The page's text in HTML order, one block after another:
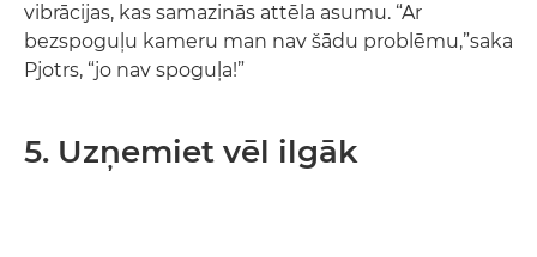
vibrācijas, kas samazinās attēla asumu. “Ar
bezspoguļu kameru man nav šādu problēmu,”saka
Pjotrs, “jo nav spoguļa!”
5. Uzņemiet vēl ilgāk